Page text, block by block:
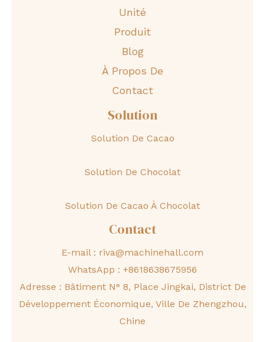
Unité
Produit
Blog
À Propos De
Contact
Solution
Solution De Cacao
Solution De Chocolat
Solution De Cacao À Chocolat
Contact
E-mail : riva@machinehall.com
WhatsApp : +8618638675956
Adresse : Bâtiment N° 8, Place Jingkai, District De
Développement Économique, Ville De Zhengzhou,
Chine